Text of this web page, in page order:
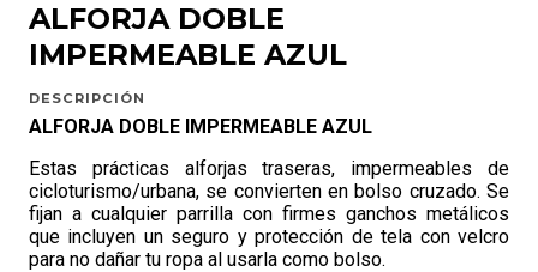
ALFORJA DOBLE
IMPERMEABLE AZUL
DESCRIPCIÓN
ALFORJA DOBLE IMPERMEABLE AZUL
Estas prácticas alforjas traseras, impermeables de
cicloturismo/urbana, se convierten en bolso cruzado. Se
fijan a cualquier parrilla con firmes ganchos metálicos
que incluyen un seguro y protección de tela con velcro
para no dañar tu ropa al usarla como bolso.